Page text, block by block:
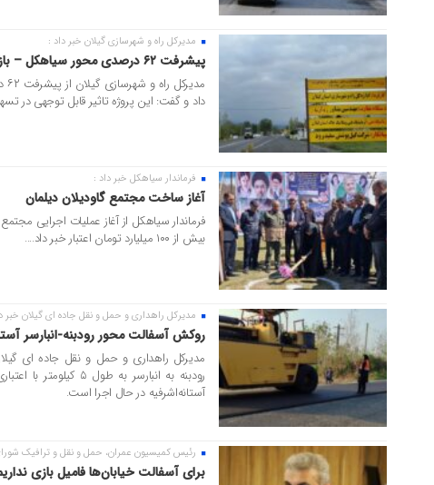
مدیرکل راه و شهرسازی گیلان خبر داد :
پیشرفت ۶۲ درصدی محور سیاهکل – بازکیاگوراب
داد و گفت: این پروژه تاثیر قابل توجهی در
۱۶ فروردین ۱۴۰۵
فرماندار سیاهکل خبر داد :
آغاز ساخت مجتمع گاودیلان دیلمان
فرماندار سیاهکل از آغاز عملیات اجرایی
بیش از ۱۰۰ میلیارد تومان اعتبار خبر داد....
۱۸ آبان ۱۴۰۴
مدیرکل راهداری و حمل و نقل جاده ای گیلان خبر
روکش آسفالت محور رودبنه-انبارسر
مدیرکل راهداری و حمل و نقل جاده ای
آستانه‌اشرفیه در حال اجرا است.
۱۸ آبان ۱۴۰۴
رئیس کمیسیون عمران، حمل و نقل و ترافیک
برای آسفالت خیابان‌ها فامیل بازی